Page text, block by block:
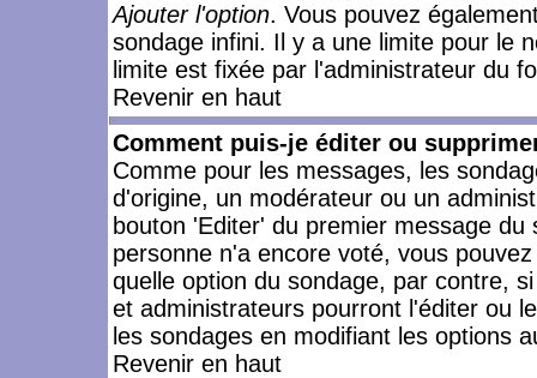
Ajouter l'option. Vous pouvez
sondage infini. Il y a une limite pour le
limite est fixée par l'administrateur du
Revenir en haut
Comment puis-je éditer ou
Comme pour les messages, les
d'origine, un modérateur ou un
bouton 'Editer' du premier message
personne n'a encore voté, vous
quelle option du sondage, par contre,
et administrateurs pourront l'éditer ou
les sondages en modifiant les options
Revenir en haut